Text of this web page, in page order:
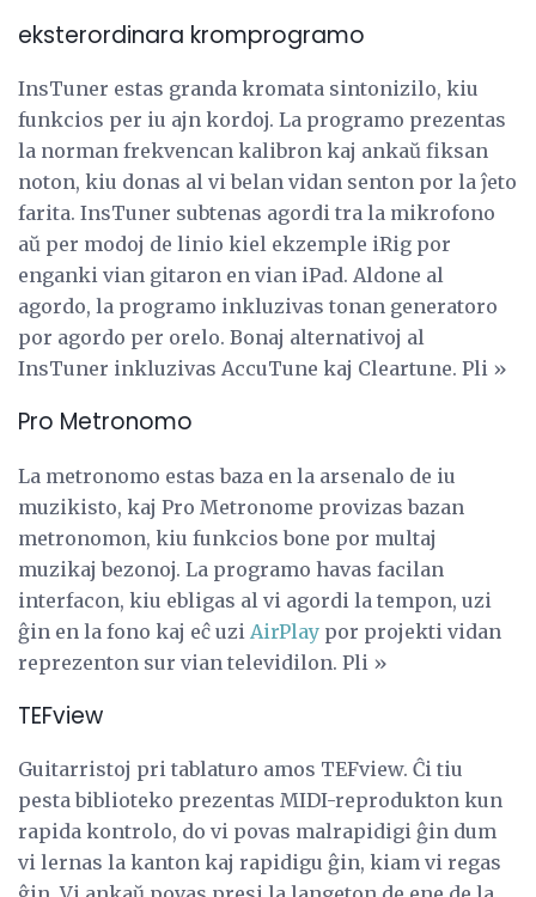
eksterordinara kromprogramo
InsTuner estas granda kromata sintonizilo, kiu
funkcios per iu ajn kordoj. La programo prezentas
la norman frekvencan kalibron kaj ankaŭ fiksan
noton, kiu donas al vi belan vidan senton por la ĵeto
farita. InsTuner subtenas agordi tra la mikrofono
aŭ per modoj de linio kiel ekzemple iRig por
enganki vian gitaron en vian iPad. Aldone al
agordo, la programo inkluzivas tonan generatoro
por agordo per orelo. Bonaj alternativoj al
InsTuner inkluzivas AccuTune kaj Cleartune. Pli »
Pro Metronomo
La metronomo estas baza en la arsenalo de iu
muzikisto, kaj Pro Metronome provizas bazan
metronomon, kiu funkcios bone por multaj
muzikaj bezonoj. La programo havas facilan
interfacon, kiu ebligas al vi agordi la tempon, uzi
ĝin en la fono kaj eĉ uzi AirPlay por projekti vidan
reprezenton sur vian televidilon. Pli »
TEFview
Guitarristoj pri tablaturo amos TEFview. Ĉi tiu
pesta biblioteko prezentas MIDI-reprodukton kun
rapida kontrolo, do vi povas malrapidigi ĝin dum
vi lernas la kanton kaj rapidigu ĝin, kiam vi regas